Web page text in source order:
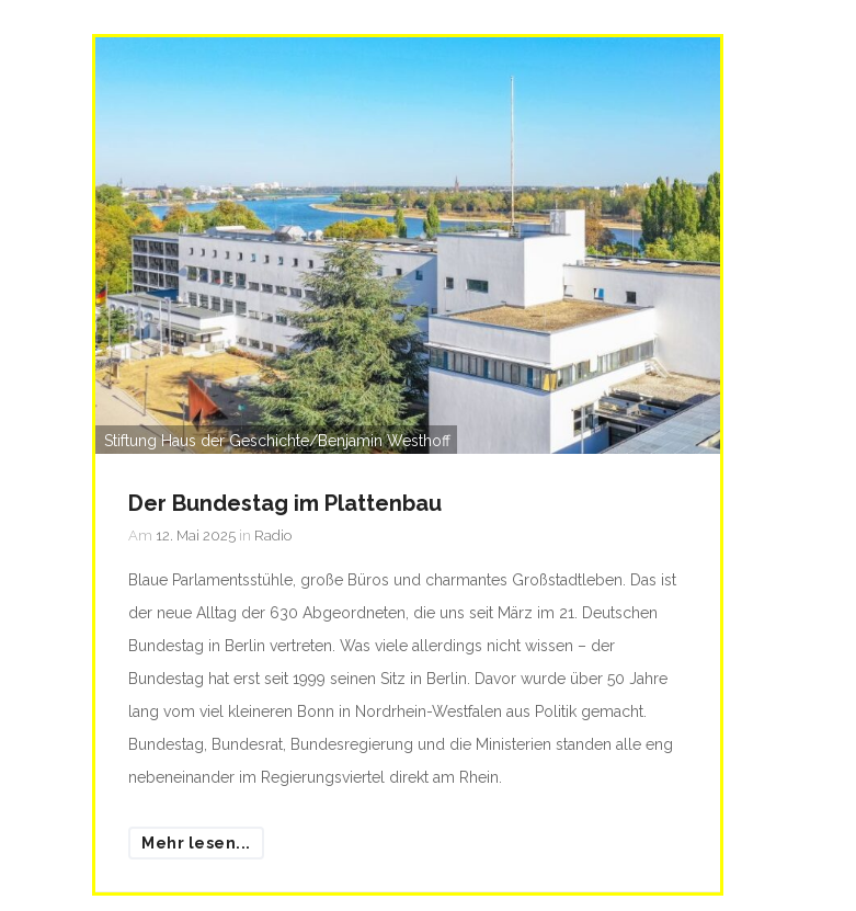
Stiftung Haus der Geschichte/Benjamin Westhoff
Der Bundestag im Plattenbau
Am 12. Mai 2025 in Radio
Blaue Parlamentsstühle, große Büros und charmantes Großstadtleben. Das ist
der neue Alltag der 630 Abgeordneten, die uns seit März im 21. Deutschen
Bundestag in Berlin vertreten. Was viele allerdings nicht wissen – der
Bundestag hat erst seit 1999 seinen Sitz in Berlin. Davor wurde über 50 Jahre
lang vom viel kleineren Bonn in Nordrhein-Westfalen aus Politik gemacht.
Bundestag, Bundesrat, Bundesregierung und die Ministerien standen alle eng
nebeneinander im Regierungsviertel direkt am Rhein.
Mehr lesen...